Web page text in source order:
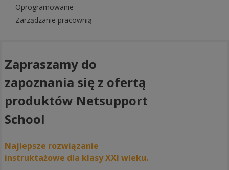
Oprogramowanie
Zarządzanie pracownią
Zapraszamy do
zapoznania się z ofertą
produktów Netsupport
School
Najlepsze rozwiązanie
instruktażowe dla klasy XXI wieku.